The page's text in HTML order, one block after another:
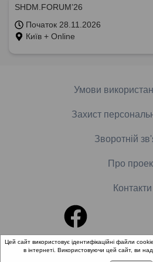
SHDM.FORUM’26
Початок 28.11.2026
Київ + Online
Умови
Захист
Зворотній
Про
Контакти
© 2018-2026 «Школа доказової
Цей сайт використовує ідентифікаційні файли
в інтернеті. Використовуючи цей сайт, ви